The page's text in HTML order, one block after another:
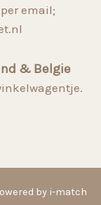
email;
& Belgie
by i-match